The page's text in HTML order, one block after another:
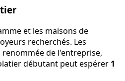
et les maisons de
recherchés. Les
de l'entreprise,
débutant peut espérer 1